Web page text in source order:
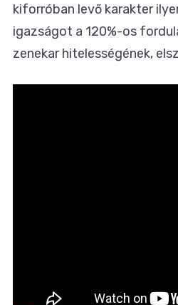
kiforróban levő karakter
igazságot a 120%-os
zenekar hitelességének,